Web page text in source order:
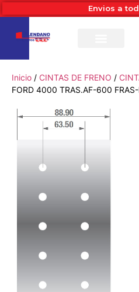
Envios a
Inicio / CINTAS DE FRENO /
FORD 4000 TRAS.AF-600